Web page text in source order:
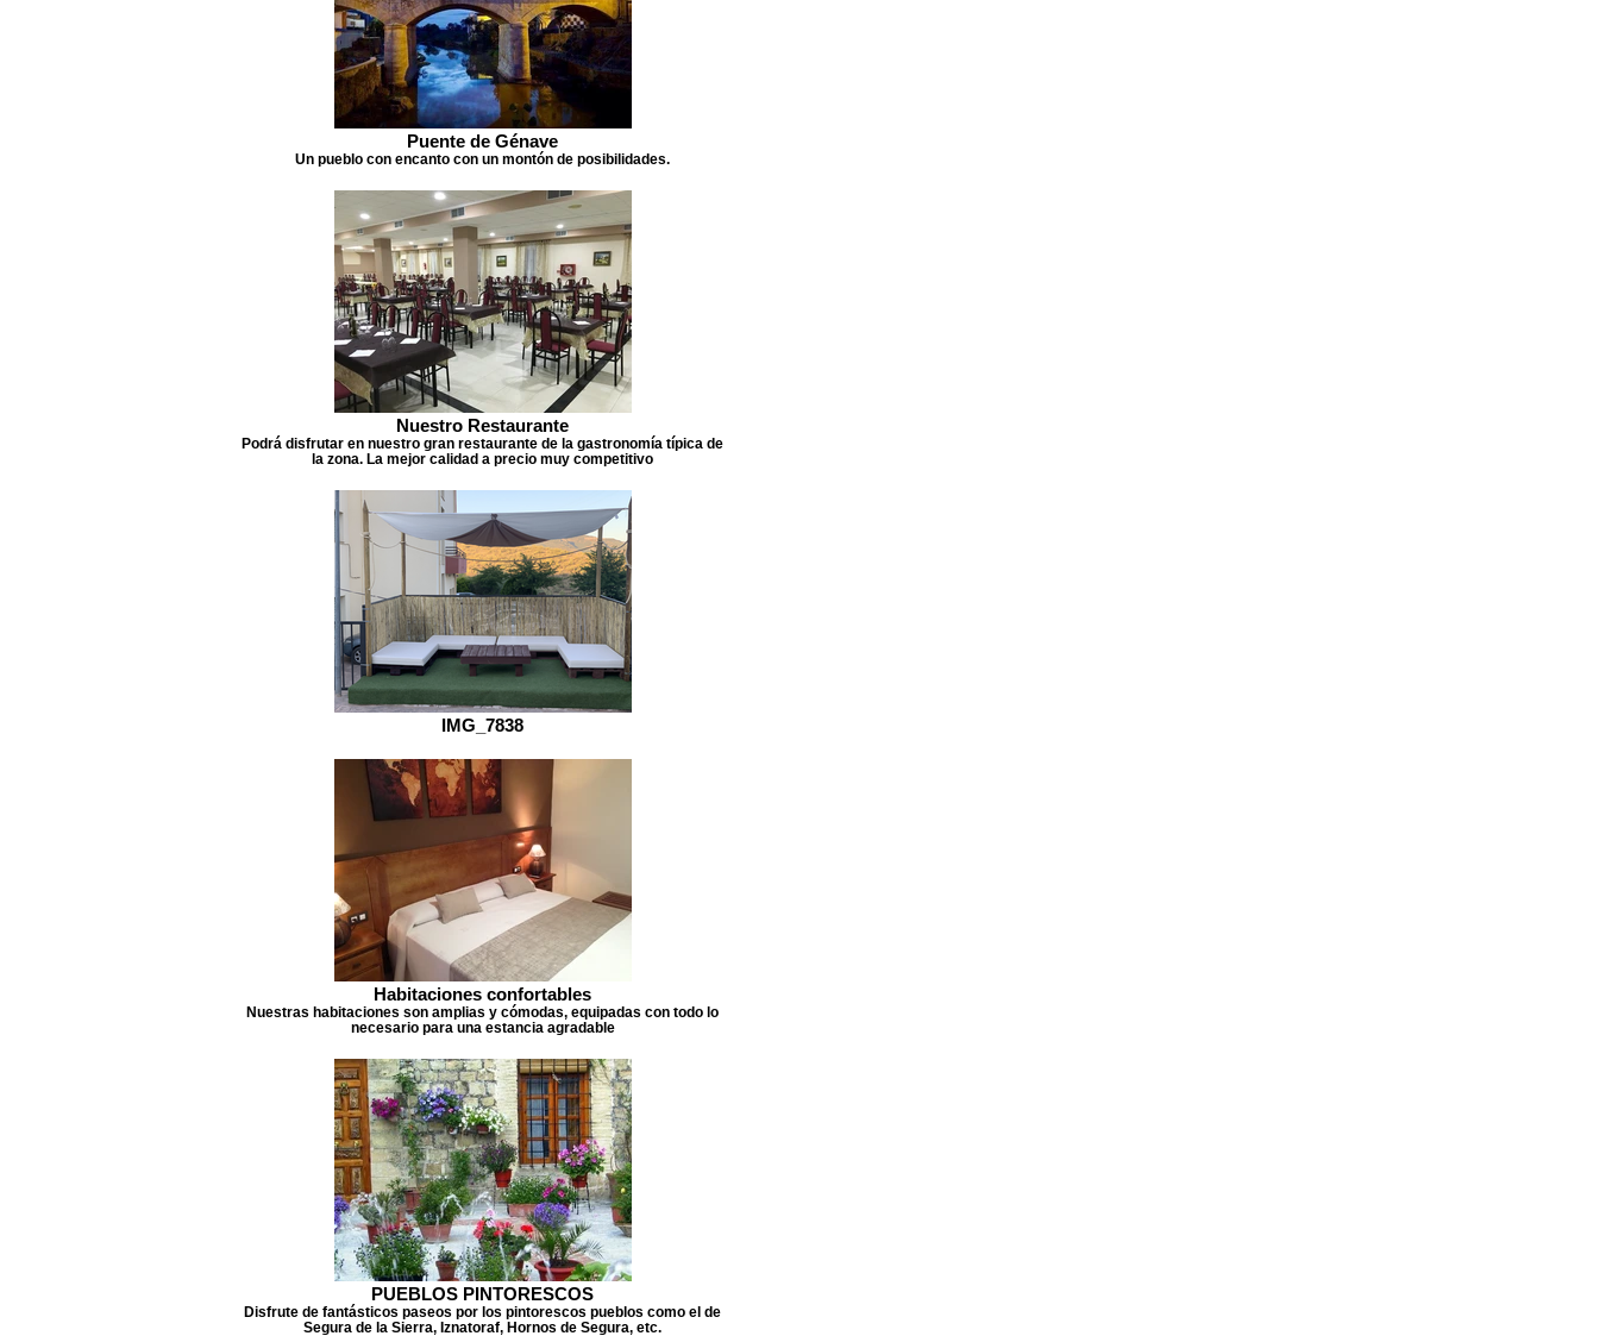
Puente de Génave
Un pueblo con encanto con un montón de posibilidades.
Nuestro Restaurante
Podrá disfrutar en nuestro gran restaurante de la gastronomía típica de
la zona. La mejor calidad a precio muy competitivo
IMG_7838
Habitaciones confortables
Nuestras habitaciones son amplias y cómodas, equipadas con todo lo
necesario para una estancia agradable
PUEBLOS PINTORESCOS
Disfrute de fantásticos paseos por los pintorescos pueblos como el de
Segura de la Sierra, Iznatoraf, Hornos de Segura, etc.